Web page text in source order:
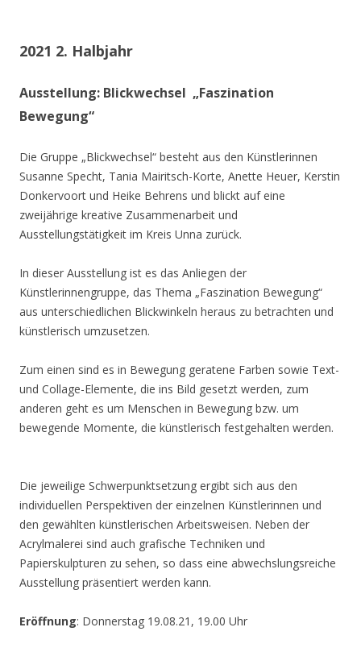
2021 2. Halbjahr
Ausstellung: Blickwechsel „Faszination
Bewegung“
Die Gruppe „Blickwechsel“ besteht aus den Künstlerinnen
Susanne Specht, Tania Mairitsch-Korte, Anette Heuer, Kerstin
Donkervoort und Heike Behrens und blickt auf eine
zweijährige kreative Zusammenarbeit und
Ausstellungstätigkeit im Kreis Unna zurück.
In dieser Ausstellung ist es das Anliegen der
Künstlerinnengruppe, das Thema „Faszination Bewegung“
aus unterschiedlichen Blickwinkeln heraus zu betrachten und
künstlerisch umzusetzen.
Zum einen sind es in Bewegung geratene Farben sowie Text-
und Collage-Elemente, die ins Bild gesetzt werden, zum
anderen geht es um Menschen in Bewegung bzw. um
bewegende Momente, die künstlerisch festgehalten werden.
Die jeweilige Schwerpunktsetzung ergibt sich aus den
individuellen Perspektiven der einzelnen Künstlerinnen und
den gewählten künstlerischen Arbeitsweisen. Neben der
Acrylmalerei sind auch grafische Techniken und
Papierskulpturen zu sehen, so dass eine abwechslungsreiche
Ausstellung präsentiert werden kann.
Eröffnung: Donnerstag 19.08.21, 19.00 Uhr